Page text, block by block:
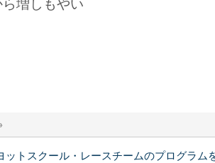
増しもやい
ットスクール・レースチームのプログラム